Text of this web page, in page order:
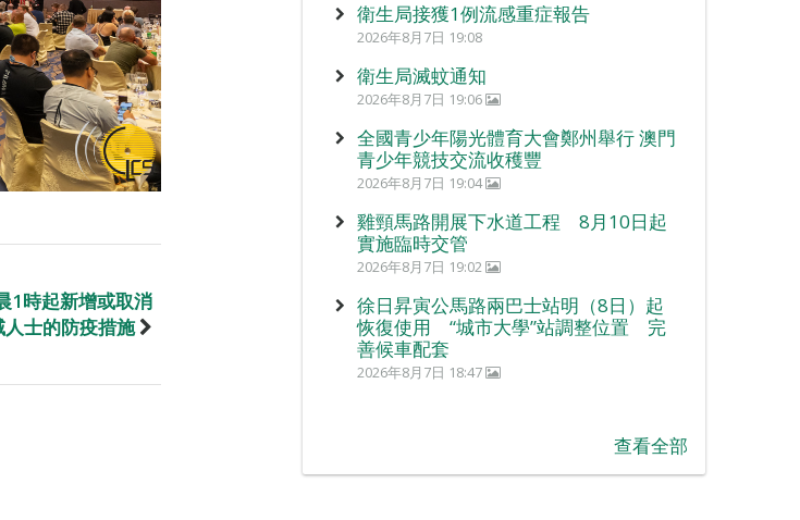
1時起新增或取消
士的防疫措施
衛生局接獲1例流感重症報告
2026年8月7日 19:08
衛生局滅蚊通知
2026年8月7日 19:06
全國青少年陽光體育大會鄭州舉行 澳門
青少年競技交流收穫豐
2026年8月7日 19:04
雞頸馬路開展下水道工程 8月10日起
實施臨時交管
2026年8月7日 19:02
徐日昇寅公馬路兩巴士站明（8日）起
恢復使用 “城市大學”站調整位置 完
善候車配套
2026年8月7日 18:47
查看全部